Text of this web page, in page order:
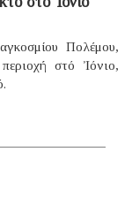
Πολέμου,
στό Ἰόνιο,